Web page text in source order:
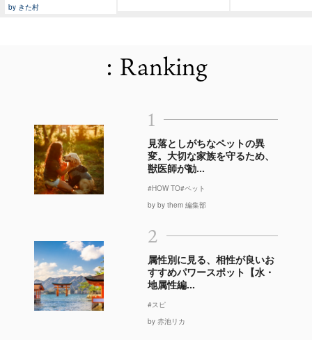
by きた村
: Ranking
1
見落としがちなペットの異
変。大切な家族を守るため、
獣医師が勧...
#HOW TO#ペット
by by them 編集部
2
属性別に見る、相性が良いお
すすめパワースポット【水・
地属性編...
#スピ
by 赤池リカ